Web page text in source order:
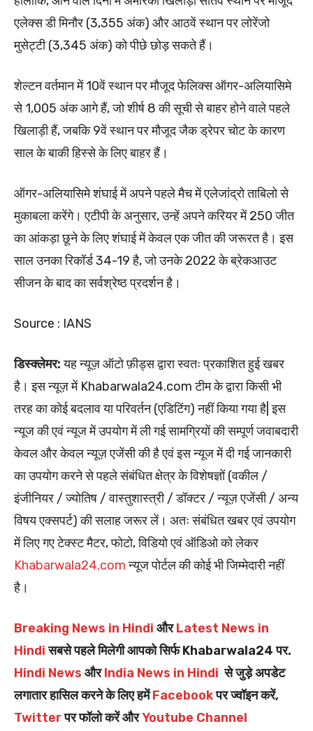
एलेक्स डी मिनौर (3,355 अंक) और आठवें स्थान पर लोरेंजो
मुसेट्टी (3,345 अंक) को पीछे छोड़ सकते हैं।
शेल्टन वर्तमान में 10वें स्थान पर मौजूद फेलिक्स ऑगर-अलियासिमे
से 1,005 अंक आगे हैं, जो शीर्ष 8 की सूची से बाहर होने वाले पहले
खिलाड़ी हैं, जबकि 9वें स्थान पर मौजूद जैक ड्रेपर चोट के कारण
साल के बाकी हिस्से के लिए बाहर हैं।
ऑगर-अलियासिमे शंघाई में अपने पहले मैच में एलेजांद्रो ताबिलो से
मुकाबला करेंगे। एटीपी के अनुसार, उन्हें अपने करियर में 250 जीत
का आंकड़ा छूने के लिए शंघाई में केवल एक जीत की जरूरत है। इस
साल उनका रिकॉर्ड 34-19 है, जो उनके 2022 के ब्रेकआउट
सीजन के बाद का सर्वश्रेष्ठ प्रदर्शन है।
Source : IANS
डिस्क्लेमर:यह न्यूज़ ऑटो फ़ीड्स द्वारा स्वतः प्रकाशित हुई खबर
है। इस न्यूज़ में Khabarwala24.com टीम के द्वारा किसी भी
तरह का कोई बदलाव या परिवर्तन (एडिटिंग) नहीं किया गया है| इस
न्यूज की एवं न्यूज में उपयोग में ली गई सामग्रियों की सम्पूर्ण जवाबदारी
केवल और केवल न्यूज़ एजेंसी की है एवं इस न्यूज में दी गई जानकारी
का उपयोग करने से पहले संबंधित क्षेत्र के विशेषज्ञों (वकील /
इंजीनियर / ज्योतिष / वास्तुशास्त्री / डॉक्टर / न्यूज़ एजेंसी / अन्य
विषय एक्सपर्ट) की सलाह जरूर लें। अतः संबंधित खबर एवं उपयोग
में लिए गए टेक्स्ट मैटर, फोटो, विडियो एवं ऑडिओ को लेकर
Khabarwala24.comन्यूज पोर्टल की कोई भी जिम्मेदारी नहीं
है।
Breaking News in Hindi औरLatest News in
Hindiसबसे पहले मिलेगी आपको सिर्फ Khabarwala24 पर.
Hindi News औरIndia News in Hindi से जुड़े अपडेट
लगातार हासिल करने के लिए हमेंFacebookपर ज्वॉइन करें,
Twitterपर फॉलो करें औरYoutube Channel